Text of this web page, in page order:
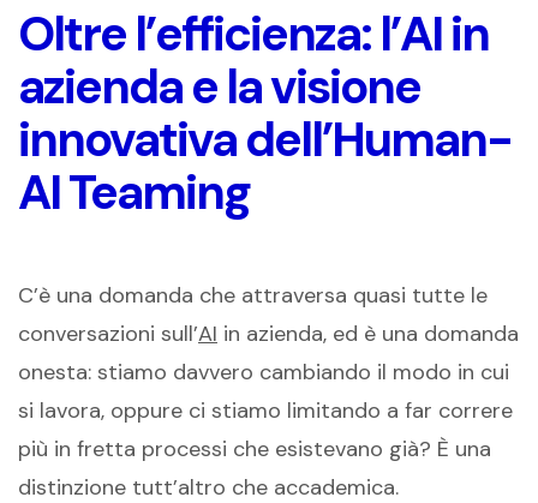
Oltre l’efficienza: l’AI in
azienda e la visione
innovativa dell’Human-
AI Teaming
C’è una domanda che attraversa quasi tutte le
conversazioni sull’AI in azienda, ed è una domanda
onesta: stiamo davvero cambiando il modo in cui
si lavora, oppure ci stiamo limitando a far correre
più in fretta processi che esistevano già? È una
distinzione tutt’altro che accademica.